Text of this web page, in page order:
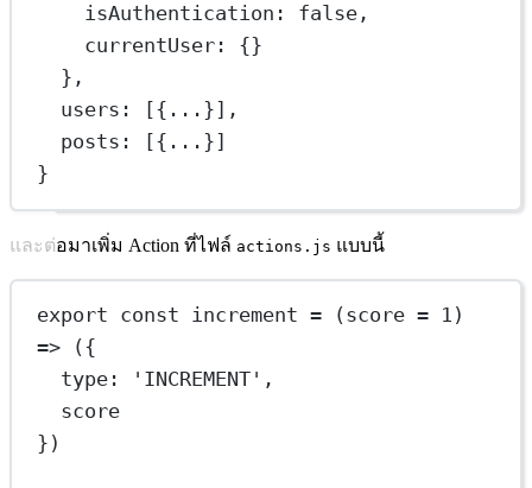
isAuthentication : false ,
currentUser : {}
},
users : [{ ... }],
posts : [{ ... }]
}
และต่อมาเพิ่ม Action ที่ไฟล์ actions.js แบบนี้
export const increment = (score = 1
=> ({
type:
'INCREMENT' ,
score
})